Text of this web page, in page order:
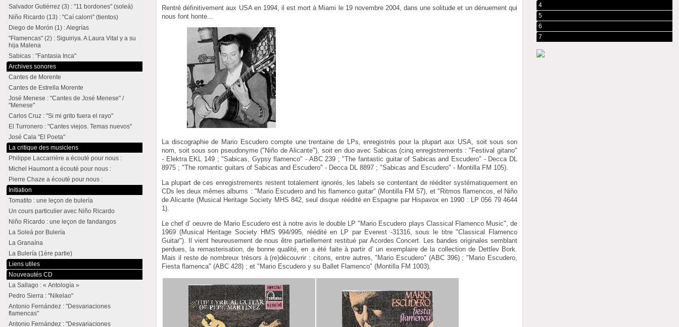
Rentré définitivement aux USA en 1994, il est mort à Miami le 19 novembre 2004, dans une solitude et un dénuement qui
nous font honte...
La discographie de Mario Escudero compte une trentaine de LPs, enregistrés pour la plupart aux USA, soit sous son
nom, soit sous son pseudonyme ("Niño de Alicante"), soit en duo avec Sabicas (cinq enregistrements : "Festival gitano"
- Elektra EKL 149 ; "Sabicas, Gypsy flamenco" - ABC 239 ; "The fantastic guitar of Sabicas and Escudero" - Decca DL
8975 ; "The romantic guitars of Sabicas and Escudero" - Decca DL 8897 ; "Sabicas and Escudero" - Montilla FM 105).
La plupart de ces enregistrements restent totalement ignorés, les labels se contentant de rééditer systématiquement en
CDs les deux mêmes albums : "Mario Escudero and his flamenco guitar" (Montilla FM 57), et "Ritmos flamencos, el Niño
de Alicante (Musical Heritage Society MHS 842, seul disque réédité en Espagne par Hispavox en 1990 : LP 056 79 4644
1).
Le chef d’ oeuvre de Mario Escudero est à notre avis le double LP "Mario Escudero plays Classical Flamenco Music", de
1969 (Musical Heritage Society HMS 994/995, réédité en LP par Everest -31316, sous le titre "Classical Flamenco
Guitar"). Il vient heureusement de nous être partiellement restitué par Acordes Concert. Les bandes originales semblant
perdues, la remasterisation, de bonne qualité, en a été faite à partir d’ un exemplaire de la collection de Dettlev Bork.
Mais il reste de nombreux trésors à (re)découvrir : citons, entre autres, "Mario Escudero" (ABC 396) ; "Mario Escudero,
Fiesta flamenca" (ABC 428) ; et "Mario Escudero y su Ballet Flamenco" (Montilla FM 1003).
4
5
6
7
Salvador Gutiérrez (3) : "11 bordones" (soleá)
Niño Ricardo (13) : "Caí calorri" (tientos)
Diego de Morón (1) : Alegrías
"Flamencas" (2) : Siguiriya. A Laura Vital y a su
hija Malena
Sabicas : "Fantasia Inca"
Archives sonores
Cantes de Morente
Cantes de Estrella Morente
José Menese : "Cantes de José Menese" /
"Menese"
Carlos Cruz : "Si mi grito fuera el rayo"
El Turronero : "Cantes viejos. Temas nuevos"
José Cala "El Poeta"
La critique des musiciens
Philippe Laccarrière a écouté pour nous :
Michel Haumont a écouté pour nous :
Pierre Chaze a écouté pour nous :
Initiation
Tomatito : une leçon de bulería
Un cours particulier avec Niño Ricardo
Niño Ricardo : une leçon de fandangos
La Soleá por Bulería
La Granaína
La Bulería (1ère partie)
Liens utiles
Nouveautés CD
La Sallago : « Antología »
Pedro Sierra : "Nikelao"
Antonio Fernández : "Desvariaciones
flamencas"
Antonio Fernández : "Desvariaciones